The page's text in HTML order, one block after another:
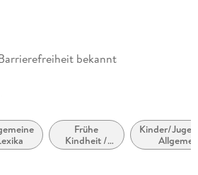
bekannt
Frühe
Kindheit /
Frühkindliche
Kinder/